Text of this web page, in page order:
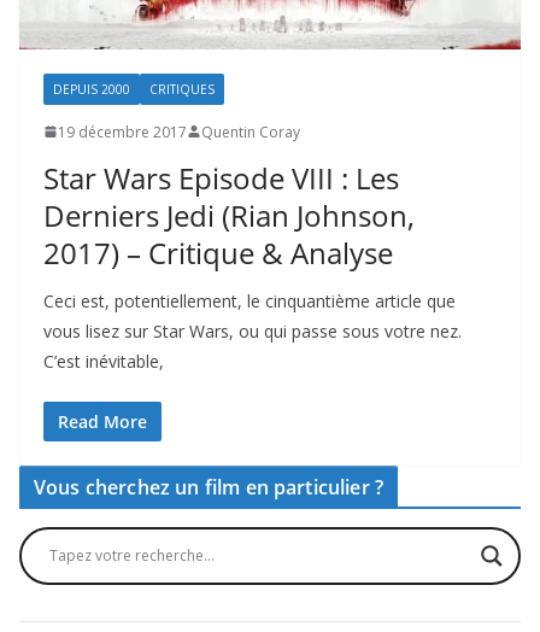
DEPUIS 2000 CRITIQUES
19 décembre 2017 Quentin Coray
Star Wars Episode VIII : Les
Derniers Jedi (Rian Johnson,
2017) – Critique & Analyse
Ceci est, potentiellement, le cinquantième article que
vous lisez sur Star Wars, ou qui passe sous votre nez.
C’est inévitable,
Read More
Vous cherchez un film en particulier ?